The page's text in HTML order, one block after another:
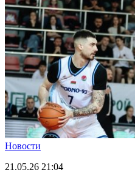
Новости
21.05.26 21:04